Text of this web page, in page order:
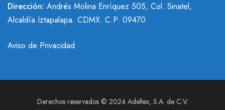
Dirección: Andrés Molina Enríquez 505, Col. Sinatel,
Alcaldía Iztapalapa. CDMX. C.P. 09470
Aviso de Privacidad
Derechos reservados © 2024 Adeltex, S.A. de C.V.